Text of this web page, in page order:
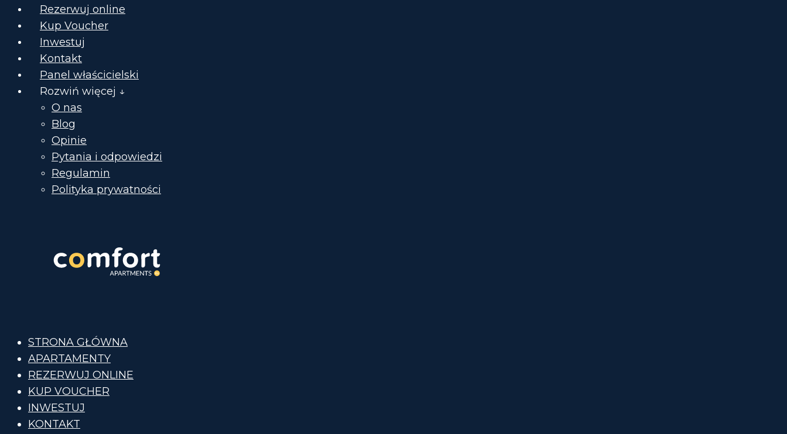
Rezerwuj online
Kup Voucher
Inwestuj
Kontakt
Panel właścicielski
Rozwiń więcej ↓
O nas
Blog
Opinie
Pytania i odpowiedzi
Regulamin
Polityka prywatności
STRONA GŁÓWNA
APARTAMENTY
REZERWUJ ONLINE
KUP VOUCHER
INWESTUJ
KONTAKT